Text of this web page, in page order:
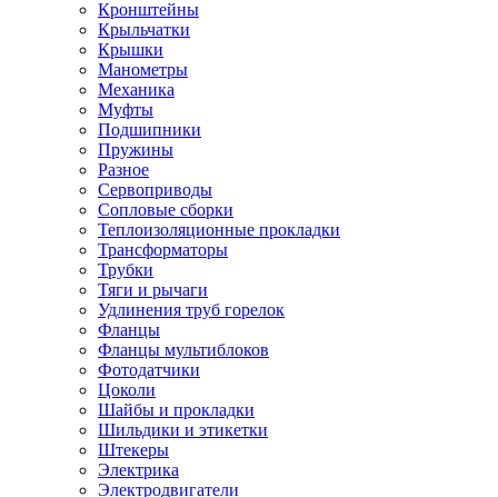
Кронштейны
Крыльчатки
Крышки
Манометры
Механика
Муфты
Подшипники
Пружины
Разное
Сервоприводы
Сопловые сборки
Теплоизоляционные прокладки
Трансформаторы
Трубки
Тяги и рычаги
Удлинения труб горелок
Фланцы
Фланцы мультиблоков
Фотодатчики
Цоколи
Шайбы и прокладки
Шильдики и этикетки
Штекеры
Электрика
Электродвигатели